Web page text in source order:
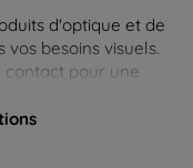
d'optique et de
besoins visuels.
contact pour une
offre des options